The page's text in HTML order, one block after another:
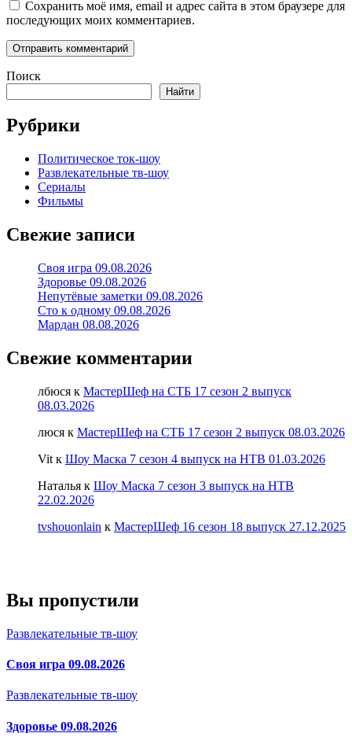
Сохранить моё имя, email и адрес сайта в этом браузере для
последующих моих комментариев.
Поиск
Найти
Рубрики
Политическое ток-шоу
Развлекательные тв-шоу
Сериалы
Фильмы
Свежие записи
Своя игра 09.08.2026
Здоровье 09.08.2026
Непутёвые заметки 09.08.2026
Сто к одному 09.08.2026
Мардан 08.08.2026
Свежие комментарии
лбюся к МастерШеф на СТБ 17 сезон 2 выпуск
08.03.2026
люся к МастерШеф на СТБ 17 сезон 2 выпуск 08.03.2026
Vit к Шоу Маска 7 сезон 4 выпуск на НТВ 01.03.2026
Наталья к Шоу Маска 7 сезон 3 выпуск на НТВ
22.02.2026
tvshouonlain к МастерШеф 16 сезон 18 выпуск 27.12.2025
Вы пропустили
Развлекательные тв-шоу
Своя игра 09.08.2026
Развлекательные тв-шоу
Здоровье 09.08.2026